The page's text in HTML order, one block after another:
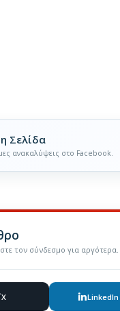
Σελίδα
ανακαλύψεις στο Facebook.
τον σύνδεσμο για αργότερα.
X LinkedIn